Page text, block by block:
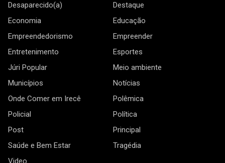
Desaparecido(a)
Destaque
Economia
Educação
Empreendedorismo
Empreender
Entretenimento
Esportes
Júri Popular
Meio ambiente
Municípios
Notícias
Onde Comer em Irecê
Polêmica
Policial
Política
Post
Principal
Saúde e Bem Estar
Tragédia
Video